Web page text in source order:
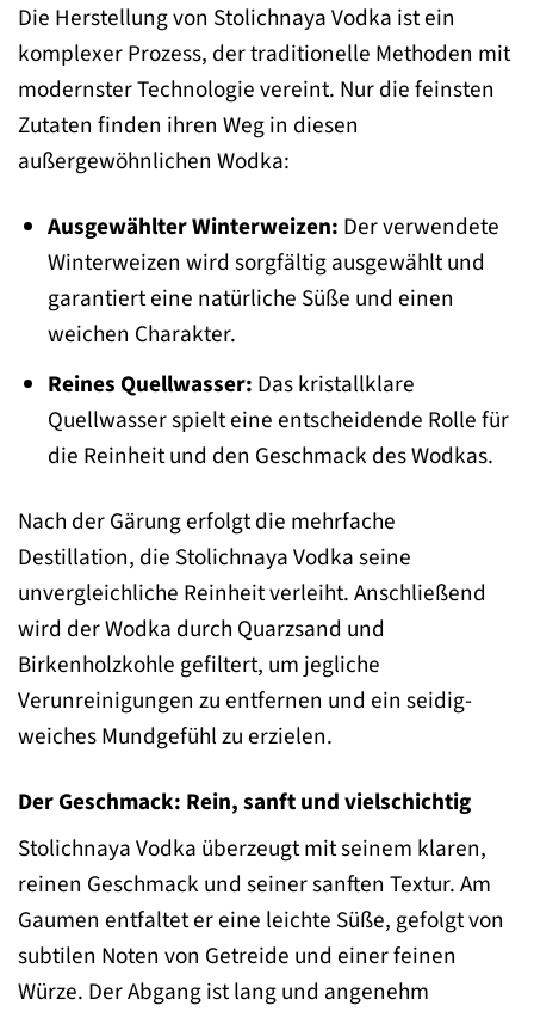
Die Herstellung von Stolichnaya Vodka ist ein
komplexer Prozess, der traditionelle Methoden mit
modernster Technologie vereint. Nur die feinsten
Zutaten finden ihren Weg in diesen
außergewöhnlichen Wodka:
Ausgewählter Winterweizen: Der verwendete
Winterweizen wird sorgfältig ausgewählt und
garantiert eine natürliche Süße und einen
weichen Charakter.
Reines Quellwasser: Das kristallklare
Quellwasser spielt eine entscheidende Rolle für
die Reinheit und den Geschmack des Wodkas.
Nach der Gärung erfolgt die mehrfache
Destillation, die Stolichnaya Vodka seine
unvergleichliche Reinheit verleiht. Anschließend
wird der Wodka durch Quarzsand und
Birkenholzkohle gefiltert, um jegliche
Verunreinigungen zu entfernen und ein seidig-
weiches Mundgefühl zu erzielen.
Der Geschmack: Rein, sanft und vielschichtig
Stolichnaya Vodka überzeugt mit seinem klaren,
reinen Geschmack und seiner sanften Textur. Am
Gaumen entfaltet er eine leichte Süße, gefolgt von
subtilen Noten von Getreide und einer feinen
Würze. Der Abgang ist lang und angenehm